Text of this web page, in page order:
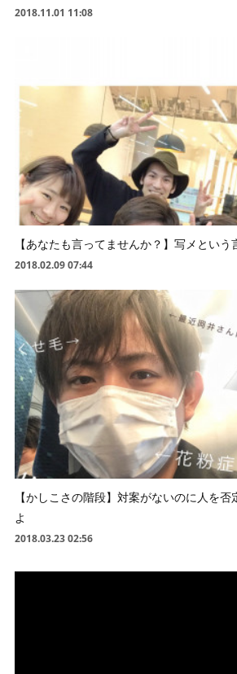
2018.11.01 11:08
【あなたも言ってませんか？】写メという
2018.02.09 07:44
【かしこさの階段】対案がないのに人を
よ
2018.03.23 02:56